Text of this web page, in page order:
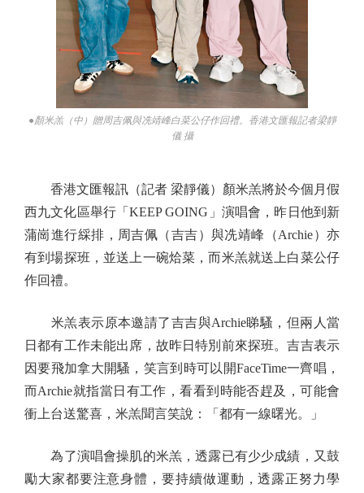
●顏米羔（中）贈周吉佩與冼靖峰白菜公仔作回禮。香港文匯報記者梁靜
儀 攝
香港文匯報訊（記者 梁靜儀）顏米羔將於今個月假
西九文化區舉行「KEEP GOING」演唱會，昨日他到新
蒲崗進行綵排，周吉佩（吉吉）與冼靖峰（Archie）亦
有到場探班，並送上一碗烚菜，而米羔就送上白菜公仔
作回禮。
米羔表示原本邀請了吉吉與Archie睇騷，但兩人當
日都有工作未能出席，故昨日特別前來探班。吉吉表示
因要飛加拿大開騷，笑言到時可以開FaceTime一齊唱，
而Archie就指當日有工作，看看到時能否趕及，可能會
衝上台送驚喜，米羔聞言笑說：「都有一線曙光。」
為了演唱會操肌的米羔，透露已有少少成績，又鼓
勵大家都要注意身體，要持續做運動，透露正努力學